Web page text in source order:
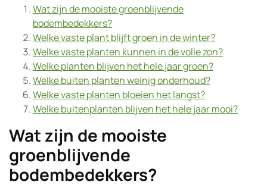
Wat zijn de mooiste groenblijvende
bodembedekkers?
Welke vaste plant blijft groen in de winter?
Welke vaste planten kunnen in de volle zon?
Welke planten blijven het hele jaar groen?
Welke buiten planten weinig onderhoud?
Welke vaste planten bloeien het langst?
Welke buitenplanten blijven het hele jaar mooi?
Wat zijn de mooiste
groenblijvende
bodembedekkers?